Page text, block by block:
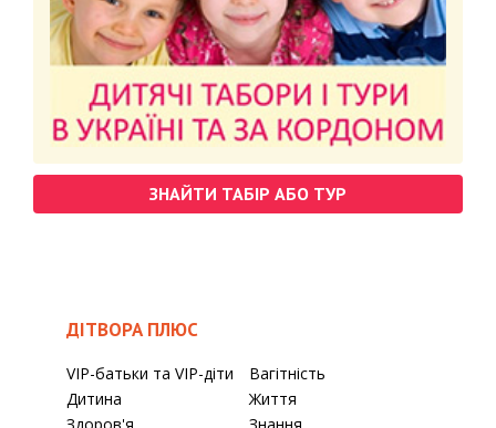
ЗНАЙТИ ТАБІР АБО ТУР
ДІТВОРА ПЛЮС
VIP-батьки та VIP-діти
Вагітність
Дитина
Життя